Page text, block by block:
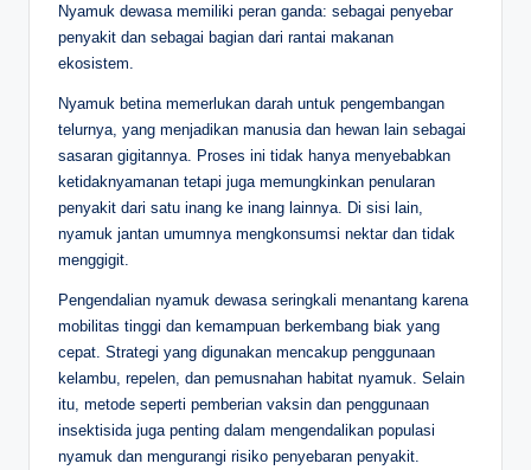
Nyamuk dewasa memiliki peran ganda: sebagai penyebar
penyakit dan sebagai bagian dari rantai makanan
ekosistem.
Nyamuk betina memerlukan darah untuk pengembangan
telurnya, yang menjadikan manusia dan hewan lain sebagai
sasaran gigitannya. Proses ini tidak hanya menyebabkan
ketidaknyamanan tetapi juga memungkinkan penularan
penyakit dari satu inang ke inang lainnya. Di sisi lain,
nyamuk jantan umumnya mengkonsumsi nektar dan tidak
menggigit.
Pengendalian nyamuk dewasa seringkali menantang karena
mobilitas tinggi dan kemampuan berkembang biak yang
cepat. Strategi yang digunakan mencakup penggunaan
kelambu, repelen, dan pemusnahan habitat nyamuk. Selain
itu, metode seperti pemberian vaksin dan penggunaan
insektisida juga penting dalam mengendalikan populasi
nyamuk dan mengurangi risiko penyebaran penyakit.